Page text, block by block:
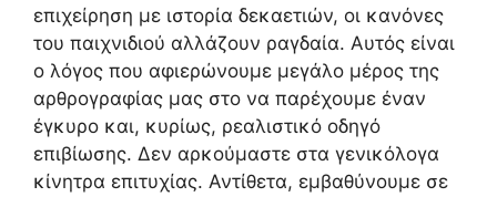
επιχείρηση με ιστορία δεκαετιών, οι κανόνες
του παιχνιδιού αλλάζουν ραγδαία. Αυτός είναι
ο λόγος που αφιερώνουμε μεγάλο μέρος της
αρθρογραφίας μας στο να παρέχουμε έναν
έγκυρο και, κυρίως, ρεαλιστικό οδηγό
επιβίωσης. Δεν αρκούμαστε στα γενικόλογα
κίνητρα επιτυχίας. Αντίθετα, εμβαθύνουμε σε